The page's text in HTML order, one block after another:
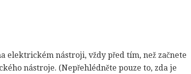
elektrickém nástroji, vždy před tím, než začnete
nástroje. (Nepřehlédněte pouze to, zda je